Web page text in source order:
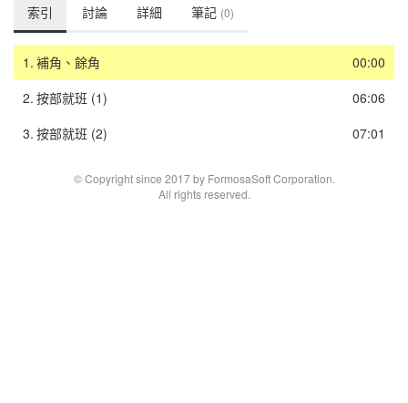
索引 討論 詳細 筆記 (0)
00:00
1. 補角、餘角
06:06
2. 按部就班 (1)
07:01
3. 按部就班 (2)
© Copyright since 2017 by FormosaSoft Corporation.
All rights reserved.